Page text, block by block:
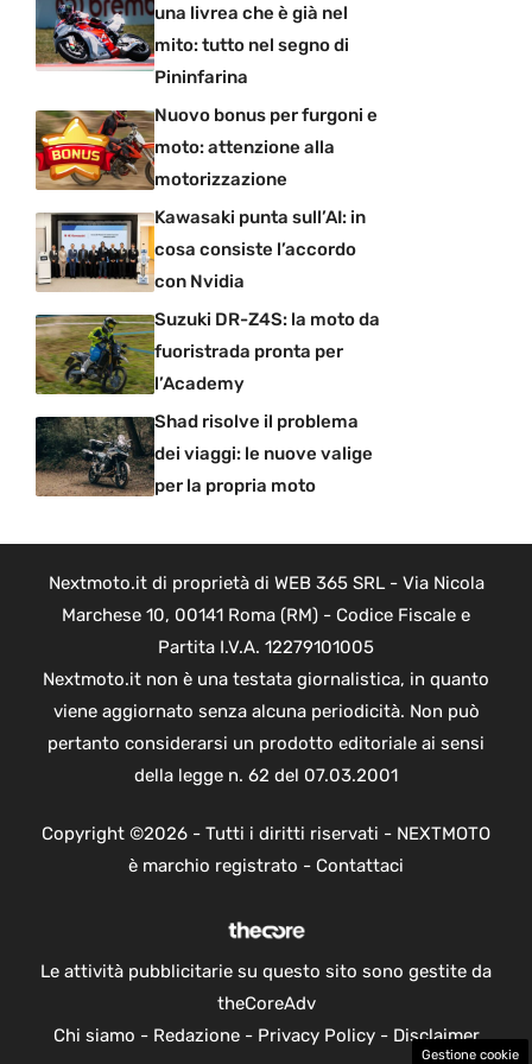
una livrea che è già nel
mito: tutto nel segno di
Pininfarina
Nuovo bonus per furgoni e
moto: attenzione alla
motorizzazione
Kawasaki punta sull’AI: in
cosa consiste l’accordo
con Nvidia
Suzuki DR-Z4S: la moto da
fuoristrada pronta per
l’Academy
Shad risolve il problema
dei viaggi: le nuove valige
per la propria moto
Nextmoto.it di proprietà di WEB 365 SRL - Via Nicola
Marchese 10, 00141 Roma (RM) - Codice Fiscale e
Partita I.V.A. 12279101005
Nextmoto.it non è una testata giornalistica, in quanto
viene aggiornato senza alcuna periodicità. Non può
pertanto considerarsi un prodotto editoriale ai sensi
della legge n. 62 del 07.03.2001
Copyright ©2026 - Tutti i diritti riservati - NEXTMOTO
è marchio registrato - Contattaci
Le attività pubblicitarie su questo sito sono gestite da
theCoreAdv
Chi siamo - Redazione- Privacy Policy- Disclaimer
Gestione cookie